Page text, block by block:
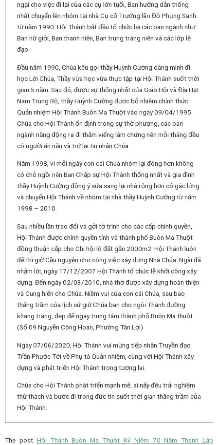
ngại cho việc đi lại của các cụ lớn tuổi, Ban hướng dẫn thống
nhất chuyển lên nhóm tại nhà Cụ cố Trưởng lão Đỗ Phụng Sanh
từ năm 1990. Hội Thánh bắt đầu tổ chức lại các ban ngành như:
Ban nữ giới, Ban thanh niên, Ban trung tráng niên và các lớp lẽ
đạo.
Đầu năm 1990, Chúa kêu gọi thầy Huỳnh Cường dâng mình đi
học Lời Chúa, Thầy vừa học vừa thực tập tại Hội Thánh suốt thời
gian 5 năm. Sau đó, được sự thống nhất của Giáo Hội và Địa Hạt
Nam Trung Bộ, thầy Huỳnh Cường được bổ nhiệm chính thức
Quản nhiệm Hội Thánh Buôn Ma Thuột vào ngày 09/04/1995.
Chúa cho Hội Thánh ổn định trong sự thờ phượng, các ban
ngành năng động ra đi thăm viếng làm chứng nên mỗi tháng đều
có người ăn năn và trở lại tin nhận Chúa.
Năm 1998, vì mỗi ngày con cái Chúa nhóm lại đông hơn không
có chỗ ngồi nên Ban Chấp sự Hội Thánh thống nhất và gia đình
thầy Huỳnh Cường đồng ý sửa sang lại nhà rộng hơn có gác lửng
và chuyển Hội Thánh về nhóm tại nhà thầy Huỳnh Cường từ năm
1998 – 2010.
Sau nhiều lần trao đổi và gởi tờ trình cho các cấp chính quyền,
Hội Thánh được chính quyền tỉnh và thành phố Buôn Ma Thuột
đồng thuận cấp cho Chi hội lô đất gần 2000m2. Hội Thánh luôn
để thì giờ Cầu nguyện cho công việc xây dựng Nhà Chúa. Ngài đã
nhậm lời, ngày 17/12/2007 Hội Thánh tổ chức lễ khởi công xây
dựng. Đến ngày 02/03/2010, nhà thờ được xây dựng hoàn thiện
và Cung hiến cho Chúa. Niềm vui của con cái Chúa, sau bao
thăng trầm của lịch sử giờ Chúa ban cho ngôi Thánh đường
khang trang, đẹp đẽ ngay trung tâm thành phố Buôn Ma thuột
(Số 09 Nguyễn Công Hoan, Phường Tân Lợi).
Ngày 07/06/2020, Hội Thánh vui mừng tiếp nhận Truyền đạo
Trần Phước Tới về Phụ tá Quản nhiệm, cùng với Hội Thánh xây
dựng và phát triển Hội Thánh trong tương lai.
Chúa cho Hội Thánh phát triển mạnh mẽ, ai nấy đều trải nghiệm
thử thách và bước đi trong đức tin suốt thời gian thăng trầm của
Hội Thánh.
The post Hội Thánh Buôn Ma Thuột Kỷ Niệm 70 Năm Thành Lập